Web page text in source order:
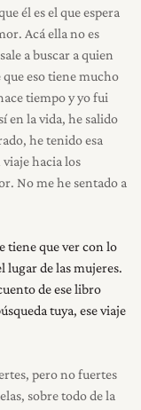
él es el que espera
Acá ella no es
a buscar a quien
que eso tiene mucho
tiempo y yo fui
en la vida, he salido
he tenido esa
hacia los
No me he sentado a
tiene que ver con lo
lugar de las mujeres.
de ese libro
tuya, ese viaje
pero no fuertes
sobre todo de la